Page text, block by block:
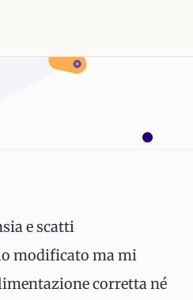
e scatti
modificato ma mi
corretta né